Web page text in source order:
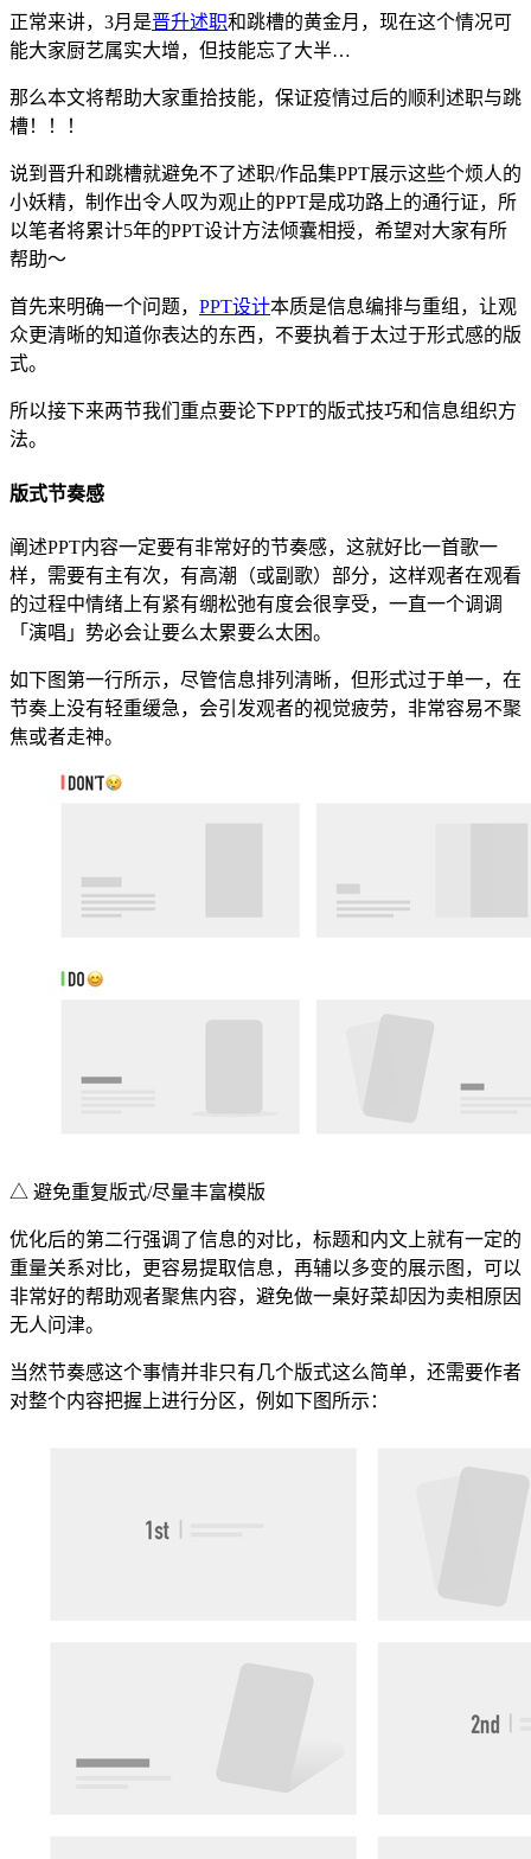
正常来讲，3月是晋升述职和跳槽的黄金月，现在这个情况可
能大家厨艺属实大增，但技能忘了大半…
那么本文将帮助大家重拾技能，保证疫情过后的顺利述职与跳
槽！！！
说到晋升和跳槽就避免不了述职/作品集PPT展示这些个烦人的
小妖精，制作出令人叹为观止的PPT是成功路上的通行证，所
以笔者将累计5年的PPT设计方法倾囊相授，希望对大家有所
帮助～
首先来明确一个问题， PPT设计本质是信息编排与重组，让观
众更清晰的知道你表达的东西，不要执着于太过于形式感的版
式。
所以接下来两节我们重点要论下PPT的版式技巧和信息组织方
法。
版式节奏感
阐述PPT内容一定要有非常好的节奏感，这就好比一首歌一
样，需要有主有次，有高潮（或副歌）部分，这样观者在观看
的过程中情绪上有紧有绷松弛有度会很享受，一直一个调调
「演唱」势必会让要么太累要么太困。
如下图第一行所示，尽管信息排列清晰，但形式过于单一，在
节奏上没有轻重缓急，会引发观者的视觉疲劳，非常容易不聚
焦或者走神。
△ 避免重复版式/尽量丰富模版
优化后的第二行强调了信息的对比，标题和内文上就有一定的
重量关系对比，更容易提取信息，再辅以多变的展示图，可以
非常好的帮助观者聚焦内容，避免做一桌好菜却因为卖相原因
无人问津。
当然节奏感这个事情并非只有几个版式这么简单，还需要作者
对整个内容把握上进行分区，例如下图所示：